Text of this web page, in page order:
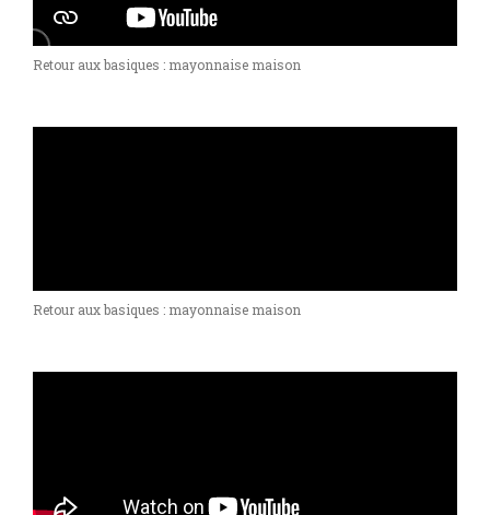
Retour aux basiques : mayonnaise maison
Retour aux basiques : mayonnaise maison